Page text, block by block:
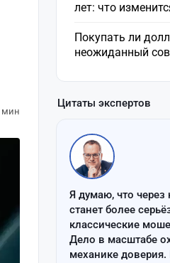
мин
лет: что
Покупать ли
неожиданный
Цитаты экспертов
Я думаю, что через
станет более
классические
Дело в масштабе
механике доверия.